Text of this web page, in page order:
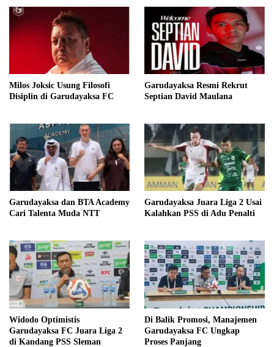
Milos Joksic Usung Filosofi
Disiplin di Garudayaksa FC
Garudayaksa Resmi Rekrut
Septian David Maulana
Garudayaksa dan BTA Academy
Cari Talenta Muda NTT
Garudayaksa Juara Liga 2 Usai
Kalahkan PSS di Adu Penalti
Widodo Optimistis
Garudayaksa FC Juara Liga 2
di Kandang PSS Sleman
Di Balik Promosi, Manajemen
Garudayaksa FC Ungkap
Proses Panjang